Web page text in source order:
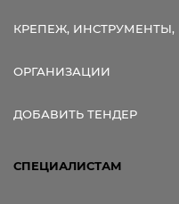
КРЕПЕЖ, ИНСТРУМЕНТЫ,
ОРГАНИЗАЦИИ
ДОБАВИТЬ ТЕНДЕР
СПЕЦИАЛИСТАМ